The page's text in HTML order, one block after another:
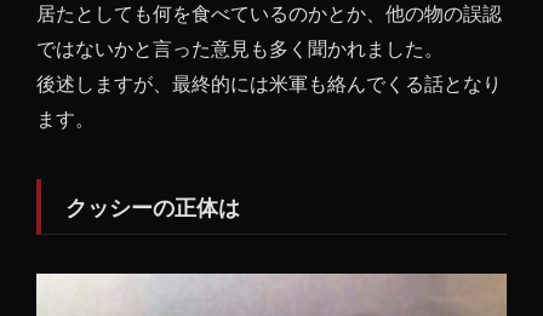
居たとしても何を食べているのかとか、他の物の誤認
ではないかと言った意見も多く聞かれました。
後述しますが、最終的には米軍も絡んでくる話となり
ます。
クッシーの正体は